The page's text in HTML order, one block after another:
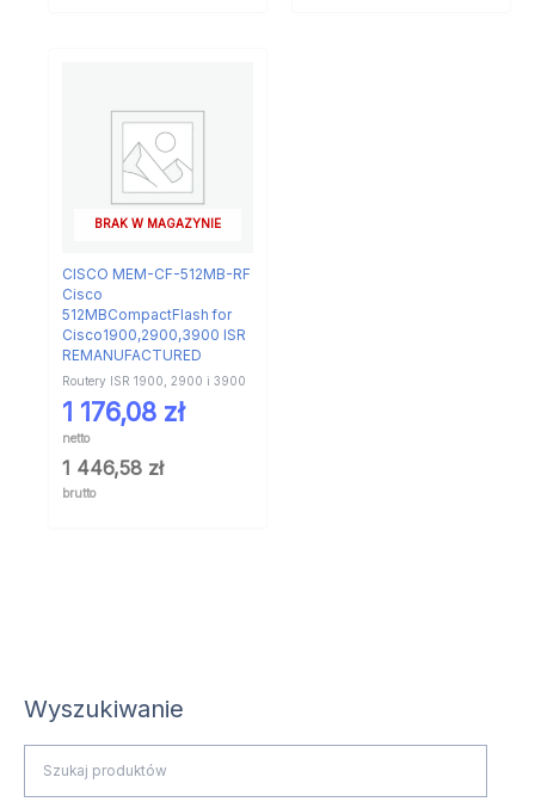
Wyszukiwanie
BRAK W MAGAZYNIE
CISCO MEM-CF-512MB-RF
Cisco
512MBCompactFlash for
Cisco1900,2900,3900 ISR
REMANUFACTURED
Routery ISR 1900, 2900 i 3900
1 176,08 zł
netto
1 446,58 zł
brutto